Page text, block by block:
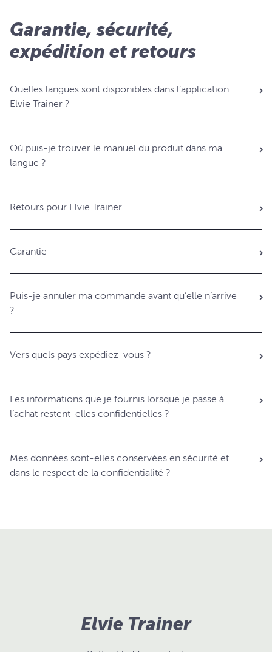
Garantie, sécurité,
expédition et retours
Quelles langues sont disponibles dans l’application
Elvie Trainer ?
Où puis-je trouver le manuel du produit dans ma
langue ?
Retours pour Elvie Trainer
Garantie
Puis-je annuler ma commande avant qu’elle n’arrive
?
Vers quels pays expédiez-vous ?
Les informations que je fournis lorsque je passe à
l’achat restent-elles confidentielles ?
Mes données sont-elles conservées en sécurité et
dans le respect de la confidentialité ?
Elvie Trainer